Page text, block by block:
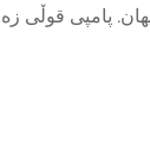
پامپی قوڵی